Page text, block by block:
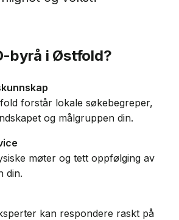
byrå i Østfold?
forstår lokale søkebegreper,
og målgruppen din.
møter og tett oppfølging av
din.
kan respondere raskt på